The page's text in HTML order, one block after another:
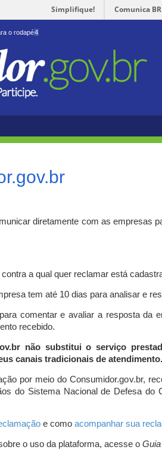
Simplifique! Comunica BR
o rodapé4
diretamente com as empresas
a qual quer reclamar está
tem até 10 dias para analisar e
comentar e avaliar a resposta da
recebido.
não substitui o serviço
canais tradicionais de atendimento.
por meio do Consumidor.gov.br,
do Sistema Nacional de Defesa
e como acompanhar sua
o uso da plataforma, acesse o